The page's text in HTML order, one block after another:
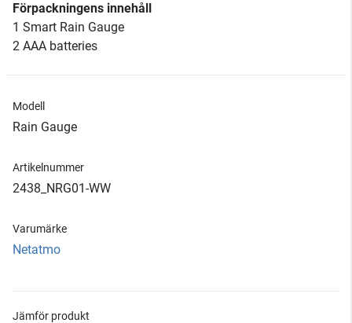
Förpackningens innehåll
1 Smart Rain Gauge
2 AAA batteries
Modell
Rain Gauge
Artikelnummer
2438_NRG01-WW
Varumärke
Netatmo
Jämför produkt